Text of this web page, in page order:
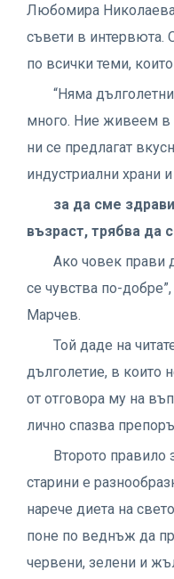
Любомира
съвети в интервюта.
по всички теми,
“Няма
много. Ние живеем в
ни се предлагат
индустриални храни
за да сме
възраст, трябва да
Ако човек прави
се чувства по-
Марчев.
Той даде на
дълголетие, в които
от отговора му на
лично спазва
Второто правило
старини е
нарече диета на
поне по веднъж да
червени, зелени и